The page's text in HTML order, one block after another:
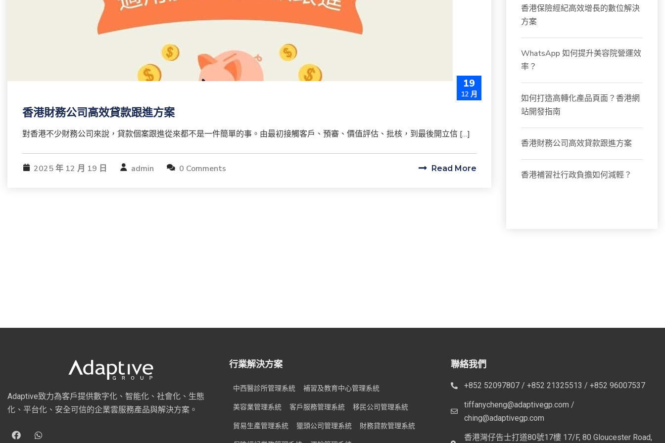
19
12 月
香港財務公司高效貸款跟進方案
對香港不少財務公司來說，貸款個案跟進從來都不是一件簡單的事。由最初接觸客戶、預審、價值評估、批核，到最後開立信 […]
2025 年 12 月 19 日 admin 0 Comments Read More
香港保險經紀高效增長的數位解決
方案
WhatsApp 如何提升美容院營運效
率？
如何打造高轉化產品頁面？香港網
站開發指南
香港財務公司高效貸款跟進方案
香港補習社行政負擔如何減輕？
Adaptive致力為客戶提供數字化、智能化、社會化、生態
化、平台化、安全可信的企業雲服務產品與解決方案。
行業解決方案
中西醫診所管理系統 補習及教育中心管理系統
美容業管理系統 客戶服務管理系統 移民公司管理系統
貿易生產管理系統 獵頭公司管理系統 財務貸款管理系統
聯絡我們
+852 52097807 / +852 21325513 / +852 96007537
tiffanycheng@adaptivegp.com /
ching@adaptivegp.com
香港灣仔告士打道80號17樓 17/F, 80 Gloucester Road,